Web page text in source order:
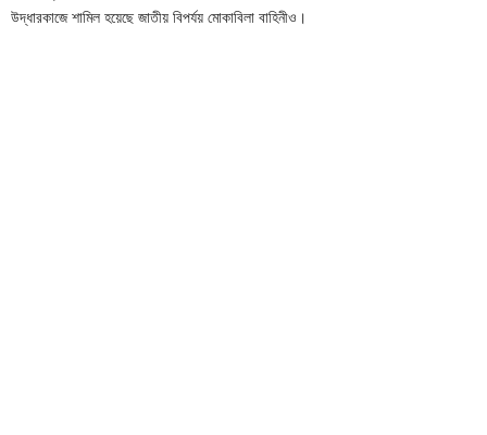
উদ্ধারকাজে শামিল হয়েছে জাতীয় বিপর্যয় মোকাবিলা বাহিনীও।